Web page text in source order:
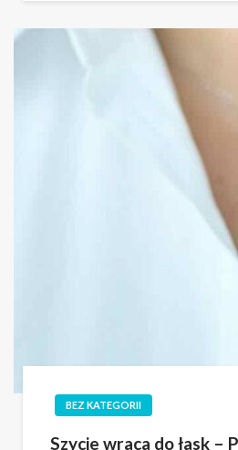
BEZ KATEGORII
Szycie wraca do łask –